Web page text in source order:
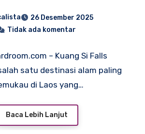
Alam Laos
26 Desember 2025
Tidak ada komentar
– Kuang Si Falls
satu destinasi alam paling
di Laos yang…
Baca Lebih Lanjut